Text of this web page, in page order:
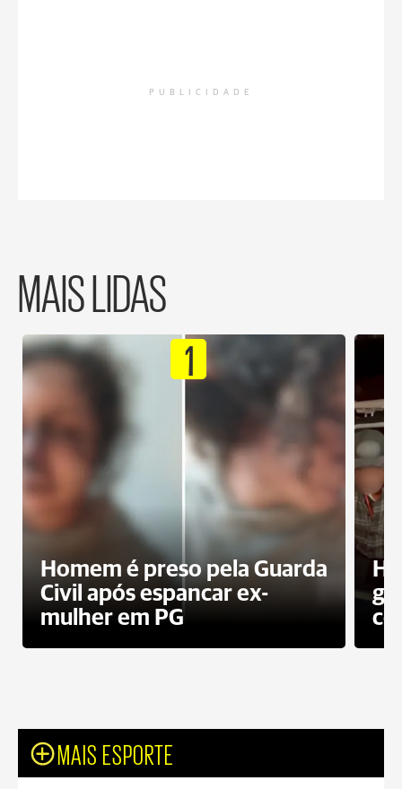
PUBLICIDADE
MAIS LIDAS
1
Homem é preso pela Guarda
Civil após espancar ex-
mulher em PG
MAIS ESPORTE